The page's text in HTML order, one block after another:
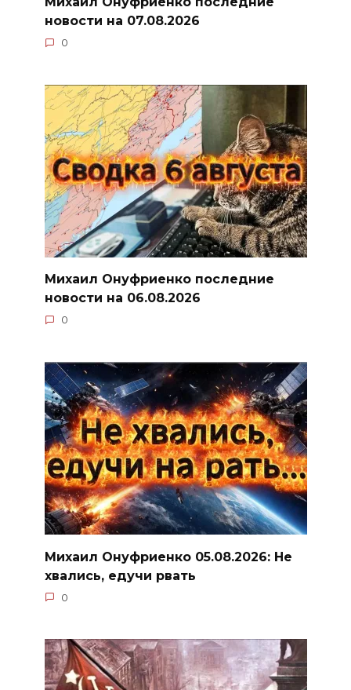
новости на 07.08.2026
0
Михаил Онуфриенко последние
новости на 06.08.2026
0
Михаил Онуфриенко 05.08.2026: Не
хвались, едучи рвать
0